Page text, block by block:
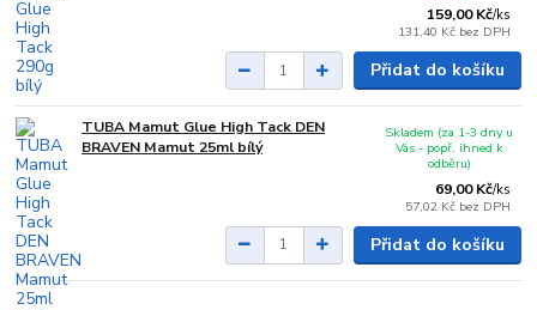
159,00 Kč/ks
131,40 Kč bez DPH
Přidat do košíku
TUBA Mamut Glue High Tack DEN
BRAVEN Mamut 25ml bílý
69,00 Kč/ks
57,02 Kč bez DPH
Skladem (za 1-3 dny u
Vás - popř. ihned k
odběru)
Přidat do košíku